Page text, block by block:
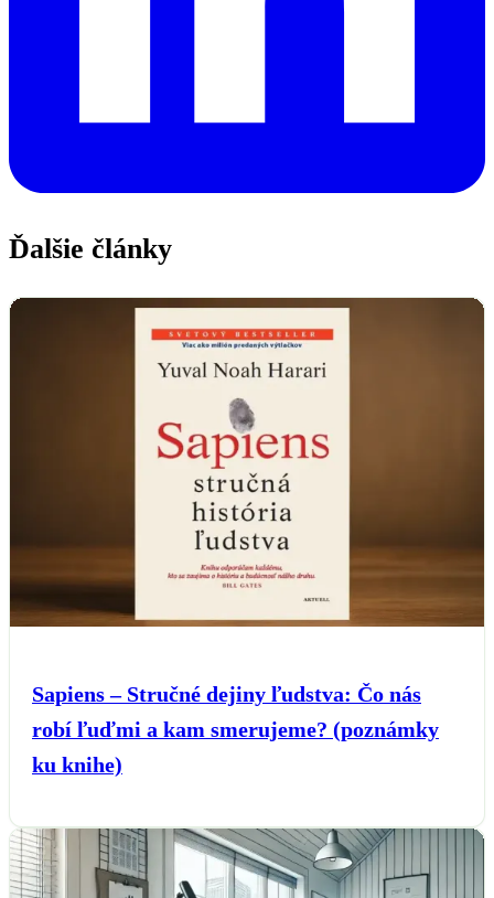
Ďalšie články
Sapiens – Stručné dejiny ľudstva: Čo nás
robí ľuďmi a kam smerujeme? (poznámky
ku knihe)